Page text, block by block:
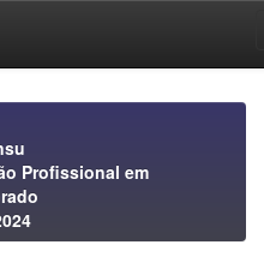
Profissional em